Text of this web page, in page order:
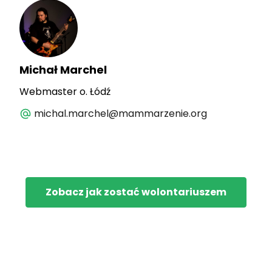
Michał Marchel
Webmaster o. Łódź
michal.marchel@mammarzenie.org
Zobacz jak zostać wolontariuszem